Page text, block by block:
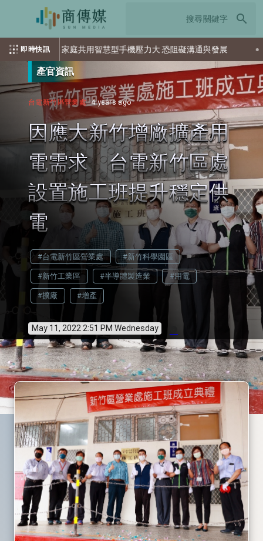
search
即時快訊
家庭共用智慧型手機壓力大 恐阻礙溝通與發展 英國航太系統
產官資訊
台電新竹區營業處 4 years ago
因應大新竹增廠擴產用
電需求 台電新竹區處
設置施工班提升穩定供
電
#台電新竹區營業處 #新竹科學園區
#新竹工業區 #半導體製造業 #用電
#擴廠 #增產
May 11, 2022 2:51 PM Wednesday